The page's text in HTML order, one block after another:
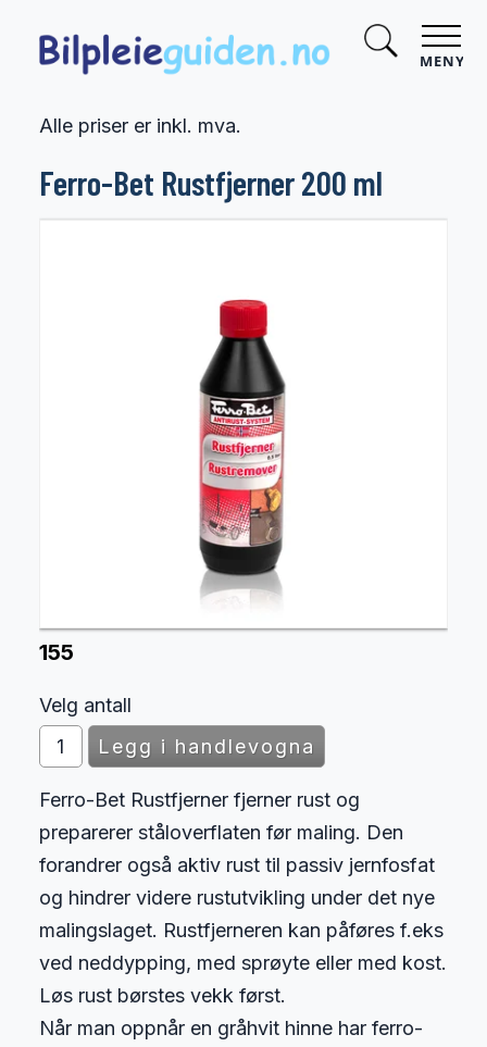
MENY
Alle priser er inkl. mva.
Ferro-Bet Rustfjerner 200 ml
155
Velg antall
Ferro-Bet Rustfjerner fjerner rust og
preparerer ståloverflaten før maling. Den
forandrer også aktiv rust til passiv jernfosfat
og hindrer videre rustutvikling under det nye
malingslaget. Rustfjerneren kan påføres f.eks
ved neddypping, med sprøyte eller med kost.
Løs rust børstes vekk først.
Når man oppnår en gråhvit hinne har ferro-